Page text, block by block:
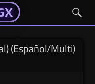
(Español/Multi)